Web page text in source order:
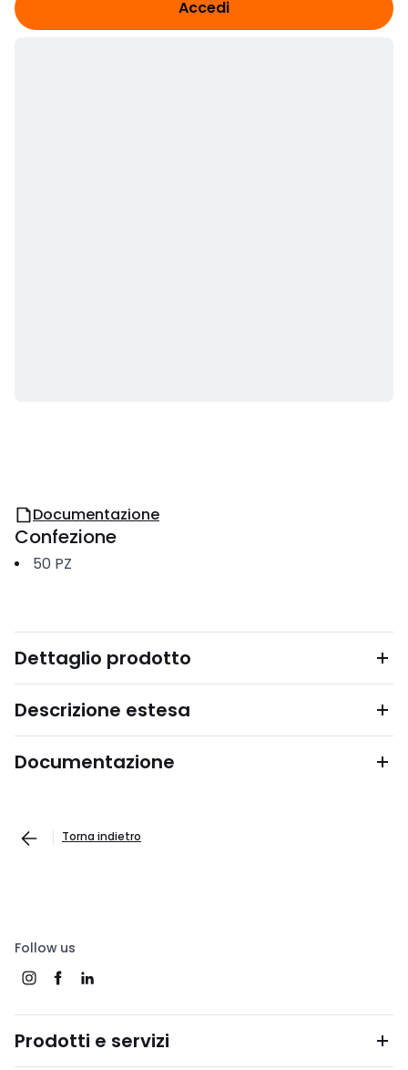
Accedi
Documentazione
Confezione
50 PZ
Dettaglio prodotto
Descrizione estesa
Documentazione
Torna indietro
Follow us
Prodotti e servizi